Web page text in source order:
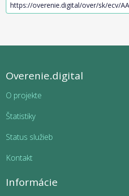
Overenie.digital
O projekte
Štatistiky
Status služieb
Kontakt
Informácie